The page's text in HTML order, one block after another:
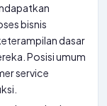
bisnis
dasar
Posisi umum
service